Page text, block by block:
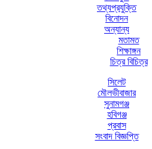
তথ্যপ্রযুক্তি
বিনোদন
অন্যান্য
মতামত
শিক্ষাঙ্গন
চিত্র বিচিত্র
সিলেট
মৌলভীবাজার
সুনামগঞ্জ
হবিগঞ্জ
প্রবাস
সংবাদ বিজ্ঞপ্তি